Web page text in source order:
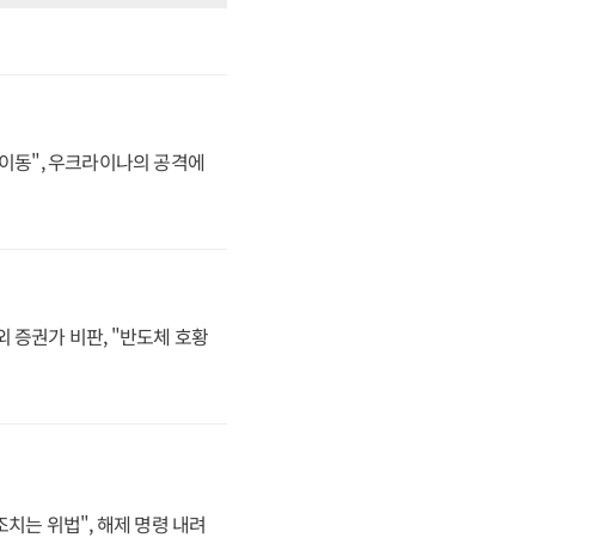
동", 우크라이나의 공격에
증권가 비판, "반도체 호황
는 위법", 해제 명령 내려